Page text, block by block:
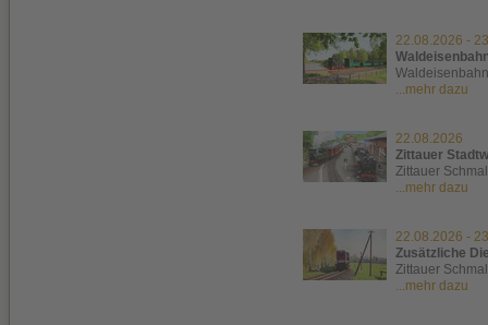
22.08.2026 -
...mehr dazu
22.08.2026
Zittauer
Zittauer
...mehr dazu
22.08.2026 -
Zusätzliche
Zittauer
...mehr dazu